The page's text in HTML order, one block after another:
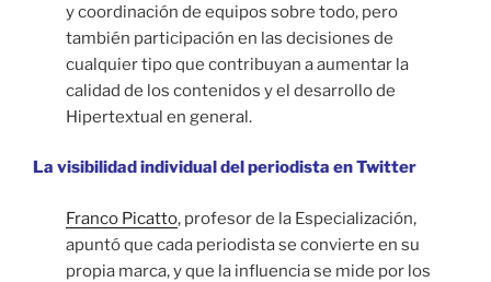
y coordinación de equipos sobre todo, pero
también participación en las decisiones de
cualquier tipo que contribuyan a aumentar la
calidad de los contenidos y el desarrollo de
Hipertextual en general.
La visibilidad individual del periodista en Twitter
Franco Picatto, profesor de la Especialización,
apuntó que cada periodista se convierte en su
propia marca, y que la influencia se mide por los